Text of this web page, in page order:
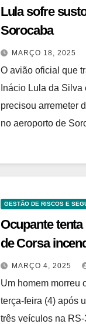
Lula sofre
Sorocaba
MARÇO 18, 2025
O avião oficial que
Inácio Lula da Silva
precisou arremeter
no aeroporto de
GESTÃO DE RISCOS E
Ocupante
de Corsa
tempo
MARÇO 4, 2025
Um homem morreu
terça-feira (4) após
três veículos na